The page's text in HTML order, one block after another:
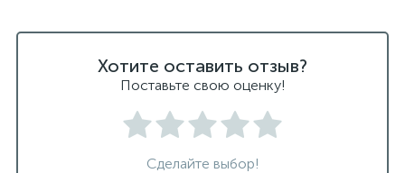
Хотите оставить отзыв?
Поставьте свою оценку!
Сделайте выбор!